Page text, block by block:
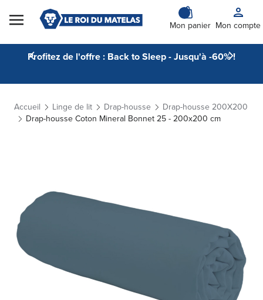
Skip to Content
Mon panier Mon compte
Profitez de l'offre : Back to Sleep - Jusqu'à -60% !
Accueil Linge de lit Drap-housse
Drap-housse 200X200
Drap-housse Coton Mineral Bonnet 25 - 200x200 cm